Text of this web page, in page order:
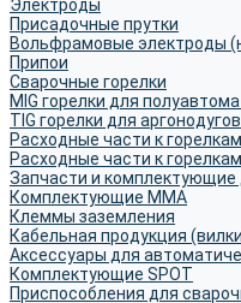
Электроды
Присадочные прутки
Вольфрамовые электроды
Припои
Сварочные горелки
MIG горелки для
TIG горелки для
Расходные части к
Расходные части к
Запчасти и комплектующие
Комплектующие ММА
Клеммы заземления
Кабельная продукция
Аксессуары для
Комплектующие SPOT
Приспособления для